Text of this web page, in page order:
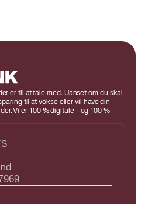
er til at tale med. Uanset om du skal
til at vokse eller vil have din
Vi er 100 % digitale - og 100 %